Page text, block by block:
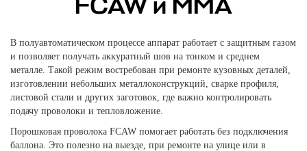
FCAW и MMA
В полуавтоматическом процессе аппарат работает с защитным газом
и позволяет получать аккуратный шов на тонком и среднем
металле. Такой режим востребован при ремонте кузовных деталей,
изготовлении небольших металлоконструкций, сварке профиля,
листовой стали и других заготовок, где важно контролировать
подачу проволоки и тепловложение.
Порошковая проволока FCAW помогает работать без подключения
баллона. Это полезно на выезде, при ремонте на улице или в